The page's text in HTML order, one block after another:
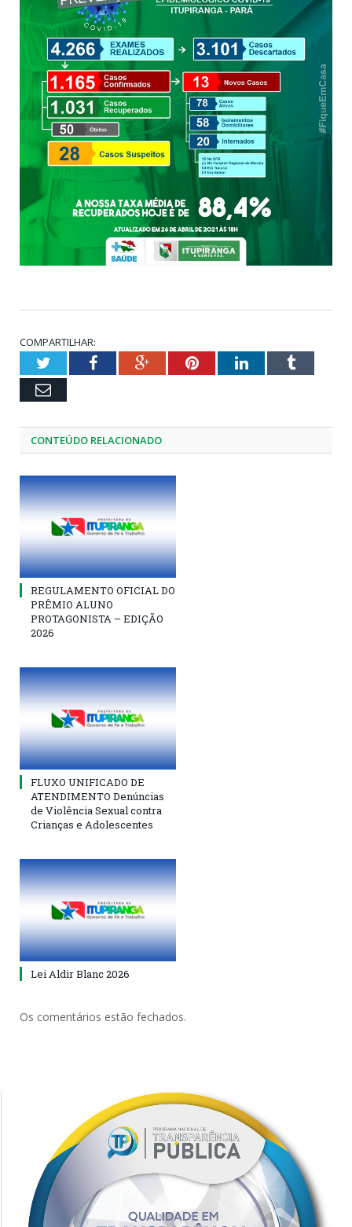
COMPARTILHAR:
TwitterFacebookGoogle+PinterestLinkedInTumblr
Email
CONTEÚDO RELACIONADO
REGULAMENTO OFICIAL DO
PRÊMIO ALUNO
PROTAGONISTA – EDIÇÃO
2026
FLUXO UNIFICADO DE
ATENDIMENTO Denúncias
de Violência Sexual contra
Crianças e Adolescentes
Lei Aldir Blanc 2026
Os comentários estão fechados.